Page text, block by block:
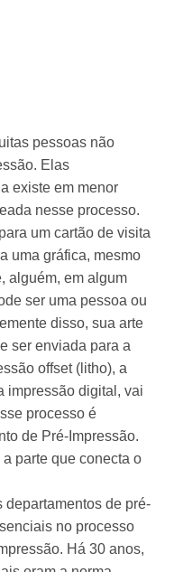
pessoas não
Elas
existe em menor
nesse processo.
um cartão de visita
uma gráfica, mesmo
alguém, em algum
ser uma pessoa ou
disso, sua arte
ser enviada para a
offset (litho), a
impressão digital, vai
processo é
de Pré-Impressão.
parte que conecta o
departamentos de pré-
no processo
Há 30 anos,